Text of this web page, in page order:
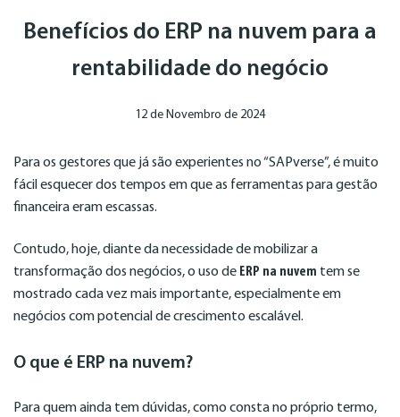
Benefícios do ERP na nuvem para a
rentabilidade do negócio
12 de Novembro de 2024
Para os gestores que já são experientes no “SAPverse”, é muito
fácil esquecer dos tempos em que as ferramentas para gestão
financeira eram escassas.
Contudo, hoje, diante da necessidade de mobilizar a
transformação dos negócios, o uso de ERP na nuvem tem se
mostrado cada vez mais importante, especialmente em
negócios com potencial de crescimento escalável.
O que é ERP na nuvem?
Para quem ainda tem dúvidas, como consta no próprio termo,